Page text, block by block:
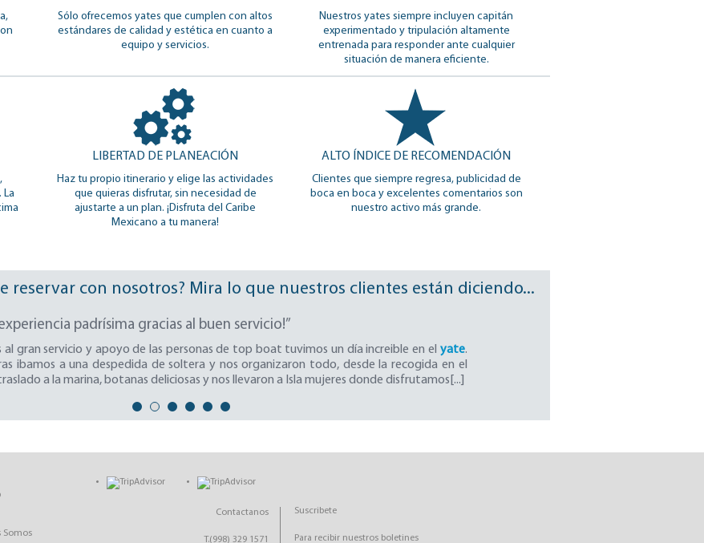
Sólo ofrecemos yates que cumplen con altos
estándares de calidad y estética en cuanto a
equipo y servicios.
Nuestros yates siempre incluyen capitán
experimentado y tripulación altamente
entrenada para responder ante cualquier
situación de manera eficiente.
LIBERTAD DE PLANEACIÓN
Haz tu propio itinerario y elige las actividades
que quieras disfrutar, sin necesidad de
ajustarte a un plan. ¡Disfruta del Caribe
Mexicano a tu manera!
ALTO ÍNDICE DE RECOMENDACIÓN
Clientes que siempre regresa, publicidad de
boca en boca y excelentes comentarios son
nuestro activo más grande.
reservar con nosotros? Mira lo que nuestros clientes están diciendo...
padrísima gracias al buen servicio!”
al gran servicio y apoyo de las personas de top boat tuvimos un día increible en el yate.
ibamos a una despedida de soltera y nos organizaron todo, desde la recogida en el
a la marina, botanas deliciosas y nos llevaron a Isla mujeres donde disfrutamos[...]
Somos
Contactanos
T.(998) 329 1571
Suscribete
Para recibir nuestros boletines